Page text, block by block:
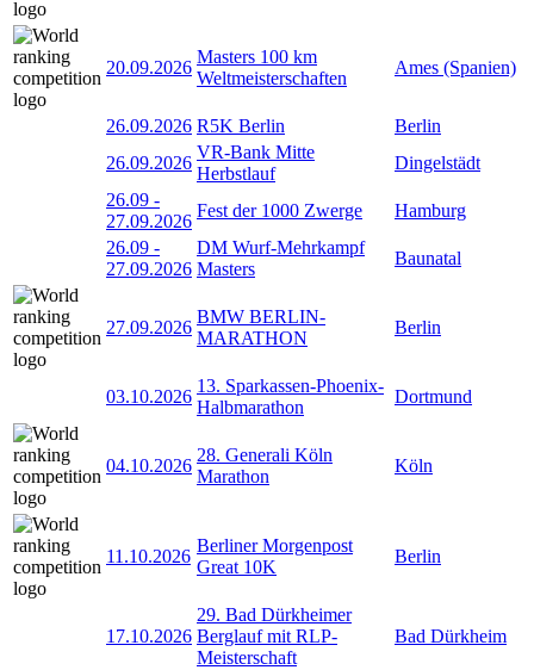
20.09.2026
Masters 100 km
Weltmeisterschaften
Ames (Spanien)
26.09.2026 R5K Berlin
Berlin
26.09.2026
VR-Bank Mitte
Herbstlauf
Dingelstädt
26.09 -
27.09.2026
Fest der 1000 Zwerge
Hamburg
26.09 -
27.09.2026
DM Wurf-Mehrkampf
Masters
Baunatal
27.09.2026
BMW BERLIN-
MARATHON
Berlin
03.10.2026
13. Sparkassen-Phoenix-
Halbmarathon
Dortmund
04.10.2026
28. Generali Köln
Marathon
Köln
11.10.2026
Berliner Morgenpost
Great 10K
Berlin
17.10.2026
29. Bad Dürkheimer
Berglauf mit RLP-
Meisterschaft
Bad Dürkheim